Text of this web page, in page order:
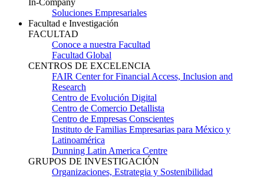
In-Company
Soluciones Empresariales
Facultad e Investigación
FACULTAD
Conoce a nuestra Facultad
Facultad Global
CENTROS DE EXCELENCIA
FAIR Center for Financial Access, Inclusion and
Research
Centro de Evolución Digital
Centro de Comercio Detallista
Centro de Empresas Conscientes
Instituto de Familias Empresarias para México y
Latinoamérica
Dunning Latin America Centre
GRUPOS DE INVESTIGACIÓN
Organizaciones, Estrategia y Sostenibilidad